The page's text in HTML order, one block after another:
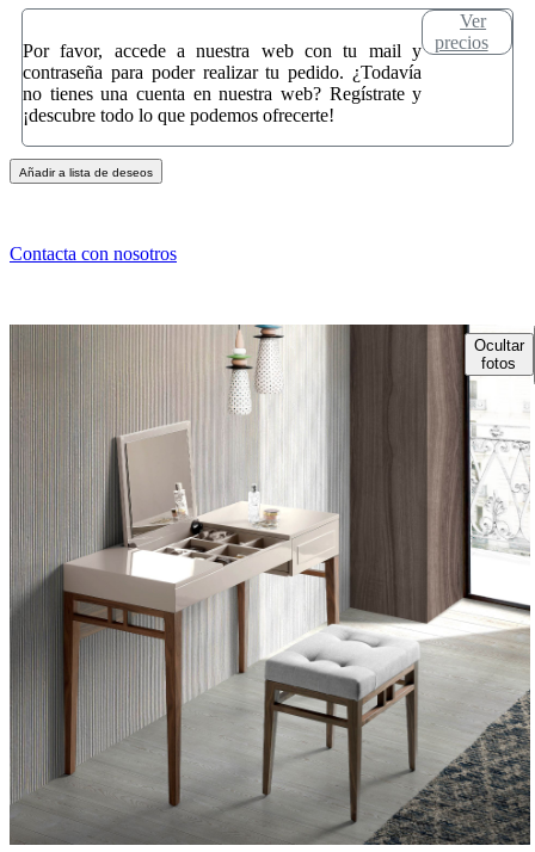
Por favor, accede a nuestra web con tu mail y
contraseña para poder realizar tu pedido. ¿Todavía
no tienes una cuenta en nuestra web? Regístrate y
¡descubre todo lo que podemos ofrecerte!
Ver
precios
Añadir a lista de deseos
Contacta con nosotros
Ocultar
fotos